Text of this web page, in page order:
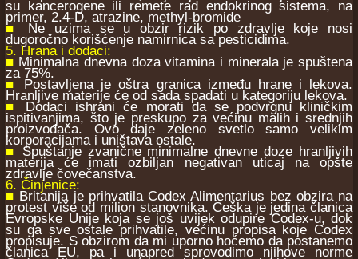
su kancerogene ili remete rad endokrinog sistema, na
primer, 2.4-D, atrazine, methyl-bromide
■ Ne uzima se u obzir rizik po zdravlje koje nosi
dugoročno korišćenje namirnica sa pesticidima.
5. Hrana i dodaci:
■ Minimalna dnevna doza vitamina i minerala je spuštena
za 75%.
■ Postavljena je oštra granica između hrane i lekova.
Hranljive materije će od sada spadati u kategoriju lekova.
■ Dodaci ishrani će morati da se podvrgnu kliničkim
ispitivanjima, što je preskupo za većinu malih i srednjih
proizvođača. Ovo daje zeleno svetlo samo velikim
korporacijama i uništava ostale.
■ Spuštanje zvanične minimalne dnevne doze hranljivih
materija će imati ozbiljan negativan uticaj na opšte
zdravlje čovečanstva.
6. Činjenice:
■ Britanija je prihvatila Codex Alimentarius bez obzira na
protest više od milion stanovnika. Češka je jedina članica
Evropske Unije koja se još uvijek odupire Codex-u, dok
su ga sve ostale prihvatile, većinu propisa koje Codex
propisuje. S obzirom da mi uporno hoćemo da postanemo
članica EU, pa i unapred sprovodimo njihove norme